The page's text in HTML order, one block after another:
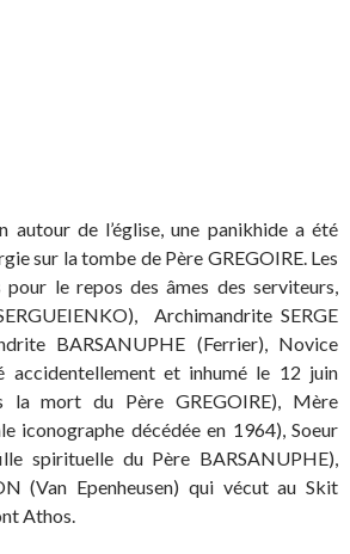
autour de l’église, une panikhide a été
sur la tombe de Père GREGOIRE. Les
le repos des âmes des serviteurs,
Archimandrite SERGE
BARSANUPHE (Ferrier), Novice
accidentellement et inhumé le 12 juin
la mort du Père GREGOIRE), Mère
iconographe décédée en 1964), Soeur
spirituelle du Père BARSANUPHE),
(Van Epenheusen) qui vécut au Skit
Athos.